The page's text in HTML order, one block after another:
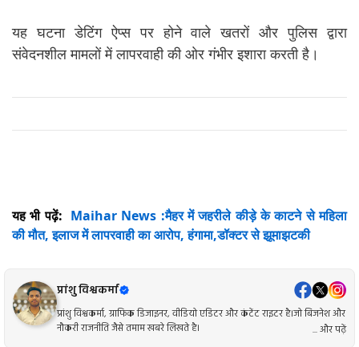
यह घटना डेटिंग ऐप्स पर होने वाले खतरों और पुलिस द्वारा
संवेदनशील मामलों में लापरवाही की ओर गंभीर इशारा करती है।
यह भी पढ़ें: Maihar News :मैहर में जहरीले कीड़े के काटने से महिला
की मौत, इलाज में लापरवाही का आरोप, हंगामा,डॉक्टर से झूमाझटकी
प्रांशु विश्वकर्मा
प्रांशु विश्वकर्मा, ग्राफिक डिजाइनर, वीडियो एडिटर और कंटेंट राइटर है।जो बिजनेश और
नौकरी राजनीति जैसे तमाम खबरे लिखते है।
... और पढ़ें